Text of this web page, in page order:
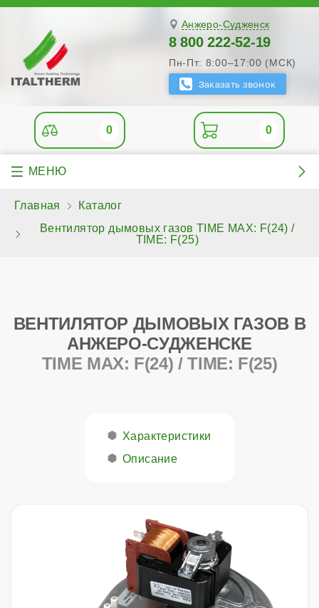
Анжеро-Судженск
8 800 222-52-19
Пн-Пт: 8:00–17:00 (МСК)
0 0
Главная
Каталог
Вентилятор дымовых газов TIME MAX: F(24) /
TIME: F(25)
ВЕНТИЛЯТОР ДЫМОВЫХ ГАЗОВ В
АНЖЕРО-СУДЖЕНСКЕ
TIME MAX: F(24) / TIME: F(25)
Характеристики
Описание